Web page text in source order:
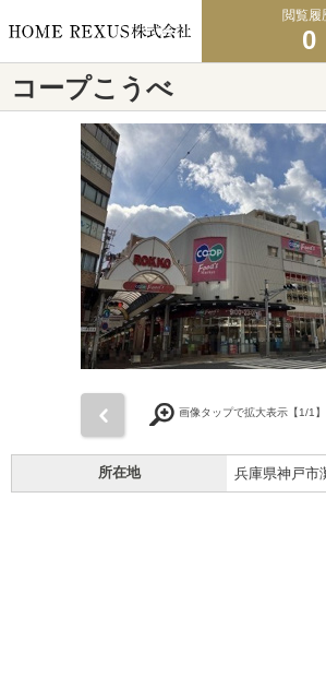
閲覧履
0
コープこうべ
画像タップで拡大表示【1/1】
所在地 兵庫県神戸市